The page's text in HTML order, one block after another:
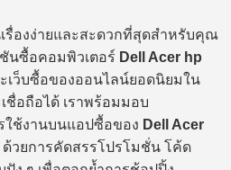
รื่องง่ายและสะดวกที่สุดสำหรับคุณ
นซื้อคอมพิวเตอร์ Dell Acer hp
เว็บซื้อของออนไลน์ยอดนิยมใน
ชื่อถือได้ เราพร้อมมอบ
ช้งานบนแอปซื้อของ Dell Acer
วยการคัดสรรโปรโมชั่น โค้ด